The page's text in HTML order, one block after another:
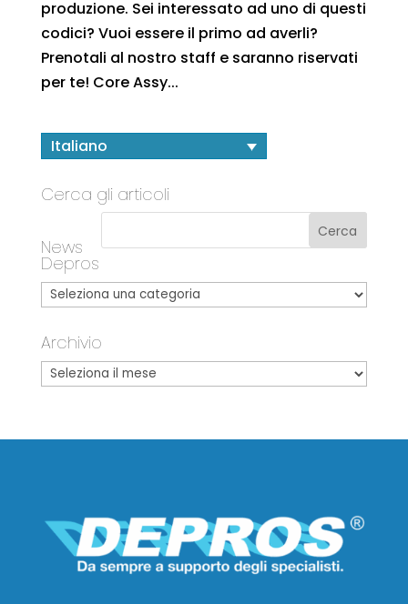
produzione. Sei interessato ad uno di questi
codici? Vuoi essere il primo ad averli?
Prenotali al nostro staff e saranno riservati
per te! Core Assy...
Italiano
Cerca gli articoli
News
Depros
Archivio